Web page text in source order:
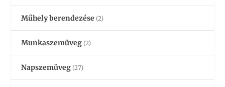
Műhely berendezése (2)
Munkaszemüveg (2)
Napszemüveg (27)